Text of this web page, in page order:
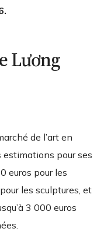
Lương
de l’art en
pour ses
euros pour les
les sculptures, et
3 000 euros